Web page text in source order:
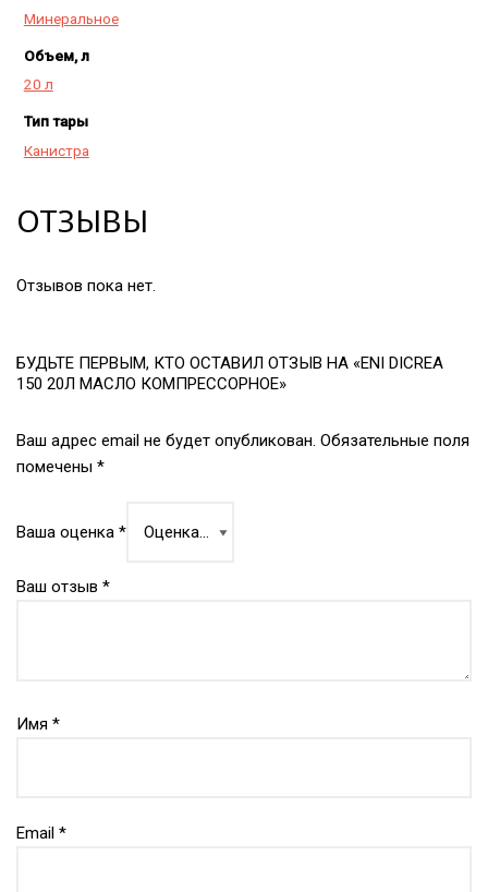
Минеральное
Объем, л
20 л
Тип тары
Канистра
ОТЗЫВЫ
Отзывов пока нет.
БУДЬТЕ ПЕРВЫМ, КТО ОСТАВИЛ ОТЗЫВ НА «ENI DICREA
150 20Л МАСЛО КОМПРЕССОРНОЕ»
Ваш адрес email не будет опубликован. Обязательные поля
помечены *
Ваша оценка *
Ваш отзыв *
Имя *
Email *